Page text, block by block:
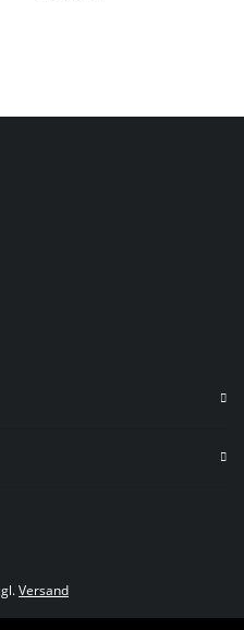
Versand